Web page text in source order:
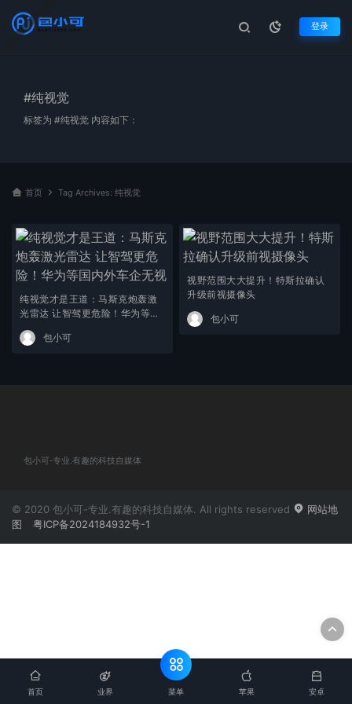
登录
#纯视觉
标签为 #纯视觉 内容如下：
首页 Tag Archives: 纯视觉
纯视觉才是王道：马斯克炮轰激
光雷达 让智驾更危险！华为等国
内外车企无视
包小可
视野范围大大提升！特斯拉确认
升级前视摄像头
包小可
包小可-专业.有趣的科技自媒体
© 2020 包小可-专业.有趣的科技自媒体. All rights reserved
网站地
图
粤ICP备2024184932号-1
首页 业界 菜单 苹果 安卓